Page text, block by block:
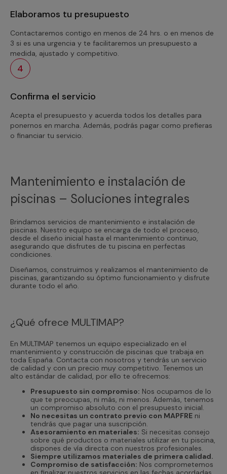
Elaboramos tu presupuesto
Contactaremos contigo en menos de 24 hrs. o en menos de
3 si es una urgencia y te facilitaremos un presupuesto a
medida, ajustado y competitivo.
4
Confirma el servicio
Acepta el presupuesto y acuerda todos los detalles para
ponernos en marcha. Además, podrás pagar como prefieras
o financiar tu servicio.
Mantenimiento e instalación de
piscinas – Soluciones integrales
Brindamos servicios de mantenimiento e instalación de
piscinas. Nuestro equipo se encarga de todo el proceso,
desde el diseño inicial hasta el mantenimiento continuo,
asegurando que disfrutes de tu piscina en perfectas
condiciones.
Diseñamos, construimos y realizamos el mantenimiento de
piscinas, garantizando su óptimo funcionamiento y disfrute
durante todo el año.
¿Qué ofrece MULTIMAP?
En MULTIMAP tenemos un equipo especializado en el
mantenimiento y construcción de piscinas que trabaja en
toda España. Contacta con nosotros y tendrás un servicio
de calidad y con un precio muy competitivo. Tenemos un
alto estándar de calidad, por ello te ofrecemos:
Presupuesto sin compromiso: Nos ocupamos de lo
que te preocupas, ni más, ni menos. Además, tenemos
un compromiso absoluto con el presupuesto inicial.
No necesitas un contrato previo con MAPFRE ni
tendrás que pagar una suscripción.
Asesoramiento en materiales: Si necesitas consejo
sobre qué productos o materiales utilizar en tu piscina,
dispones de vía directa con nuestros profesionales.
Siempre utilizamos materiales de primera calidad.
Compromiso de satisfacción: Nos comprometemos